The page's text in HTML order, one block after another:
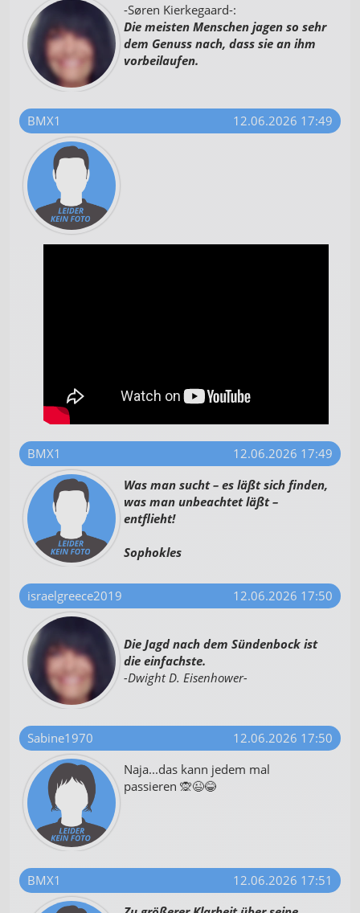
-Søren Kierkegaard-:
Die meisten Menschen jagen so sehr
dem Genuss nach, dass sie an ihm
vorbeilaufen.
BMX1 12.06.2026 17:49
BMX1
12.06.2026 17:49
Was man sucht – es läßt sich finden,
was man unbeachtet läßt –
entflieht!
Sophokles
israelgreece2019 12.06.2026 17:50
Die Jagd nach dem Sündenbock ist
die einfachste.
-Dwight D. Eisenhower-
Sabine1970
12.06.2026 17:50
Naja...das kann jedem mal
passieren 🙊😉😂
BMX1
12.06.2026 17:51